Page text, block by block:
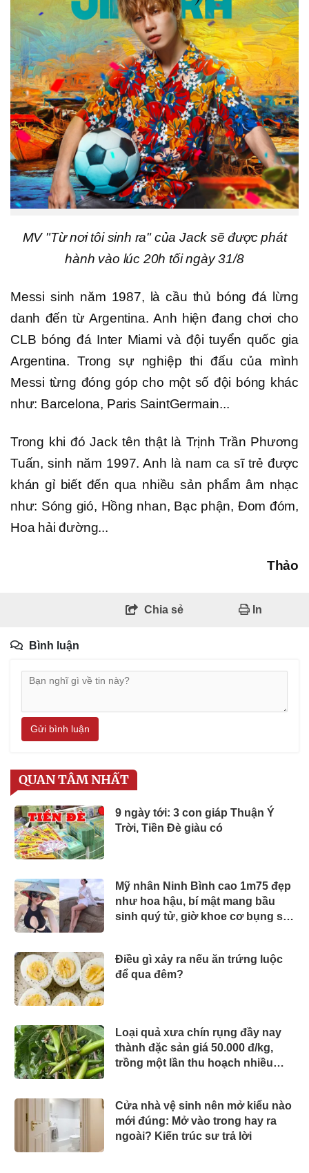
MV "Từ nơi tôi sinh ra" của Jack sẽ được phát
hành vào lúc 20h tối ngày 31/8
Messi sinh năm 1987, là cầu thủ bóng đá lừng
danh đến từ Argentina. Anh hiện đang chơi cho
CLB bóng đá Inter Miami và đội tuyển quốc gia
Argentina. Trong sự nghiệp thi đấu của mình
Messi từng đóng góp cho một số đội bóng khác
như: Barcelona, Paris SaintGermain...
Trong khi đó Jack tên thật là Trịnh Trần Phương
Tuấn, sinh năm 1997. Anh là nam ca sĩ trẻ được
khán gỉ biết đến qua nhiều sản phẩm âm nhạc
như: Sóng gió, Hồng nhan, Bạc phận, Đom đóm,
Hoa hải đường...
Thảo
Chia sẻ In
Bình luận
Gửi bình luận
QUAN TÂM NHẤT
9 ngày tới: 3 con giáp Thuận Ý
Trời, Tiền Đè giàu có
Mỹ nhân Ninh Bình cao 1m75 đẹp
như hoa hậu, bí mật mang bầu
sinh quý tử, giờ khoe cơ bụng số
Điều gì xảy ra nếu ăn trứng luộc
để qua đêm?
Loại quả xưa chín rụng đầy nay
thành đặc sản giá 50.000 đ/kg,
trồng một lần thu hoạch nhiều
Cửa nhà vệ sinh nên mở kiểu nào
mới đúng: Mở vào trong hay ra
ngoài? Kiến trúc sư trả lời